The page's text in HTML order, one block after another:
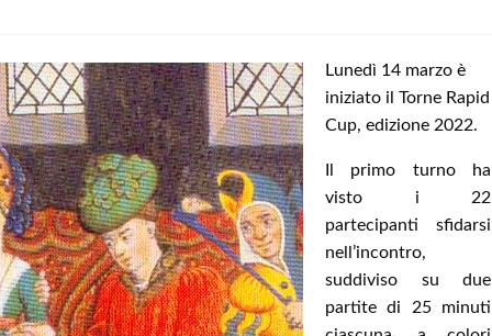
Lunedì 14 marzo è
iniziato il Torne Rapid
Cup, edizione 2022.
Il primo turno ha
visto i 22
partecipanti sfidarsi
nell’incontro,
suddiviso su due
partite di 25 minuti